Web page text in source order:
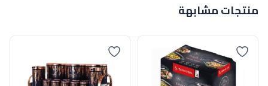
منتجات مشابهة